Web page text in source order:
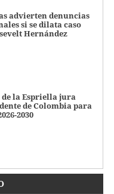
advierten denuncias
si se dilata caso
Hernández
la Espriella jura
de Colombia para
2030